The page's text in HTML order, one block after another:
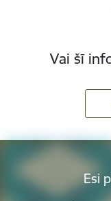
Vai šī
Esi